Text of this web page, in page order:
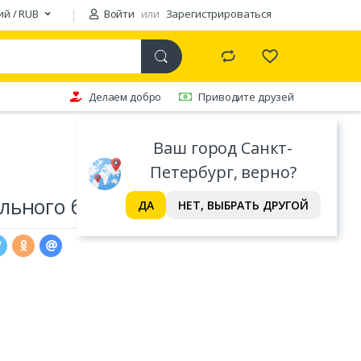
/ RUB Войти или Зарегистрироваться
Ваш город Санкт-
Петербург, верно?
ДА НЕТ, ВЫБРАТЬ ДРУГОЙ
Делаем добро Приводите друзей
белья Valtery